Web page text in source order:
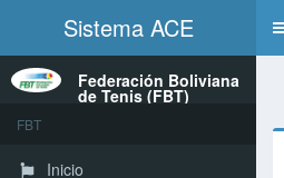
Sistema ACE
Federación Boliviana
de Tenis (FBT)
FBT
Inicio